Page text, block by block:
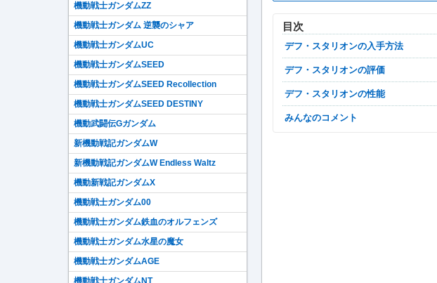
目次
デフ・スタリオンの入手方法
デフ・スタリオンの評価
デフ・スタリオンの性能
みんなのコメント
機動戦士ガンダムZZ
機動戦士ガンダム 逆襲のシャア
機動戦士ガンダムUC
機動戦士ガンダムSEED
機動戦士ガンダムSEED Recollection
機動戦士ガンダムSEED DESTINY
機動武闘伝Gガンダム
新機動戦記ガンダムW
新機動戦記ガンダムW Endless Waltz
機動新戦記ガンダムX
機動戦士ガンダム00
機動戦士ガンダム鉄血のオルフェンズ
機動戦士ガンダム水星の魔女
機動戦士ガンダムAGE